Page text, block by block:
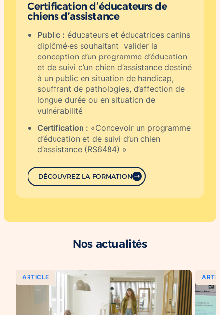
Certification d’éducateurs de
chiens d’assistance
Public : éducateurs et éducatrices canins
diplômé·es souhaitant valider la
conception d’un programme d’éducation
et de suivi d’un chien d’assistance destiné
à un public en situation de handicap,
souffrant de pathologies, d’affection de
longue durée ou en situation de
vulnérabilité
Certification : «Concevoir un programme
d’éducation et de suivi d’un chien
d’assistance (RS6484) »
DÉCOUVREZ LA FORMATION
Nos actualités
ARTICLE